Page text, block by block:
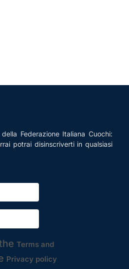
Federazione Italiana Cuochi:
potrai disinscriverti in qualsiasi
Terms and
Privacy policy